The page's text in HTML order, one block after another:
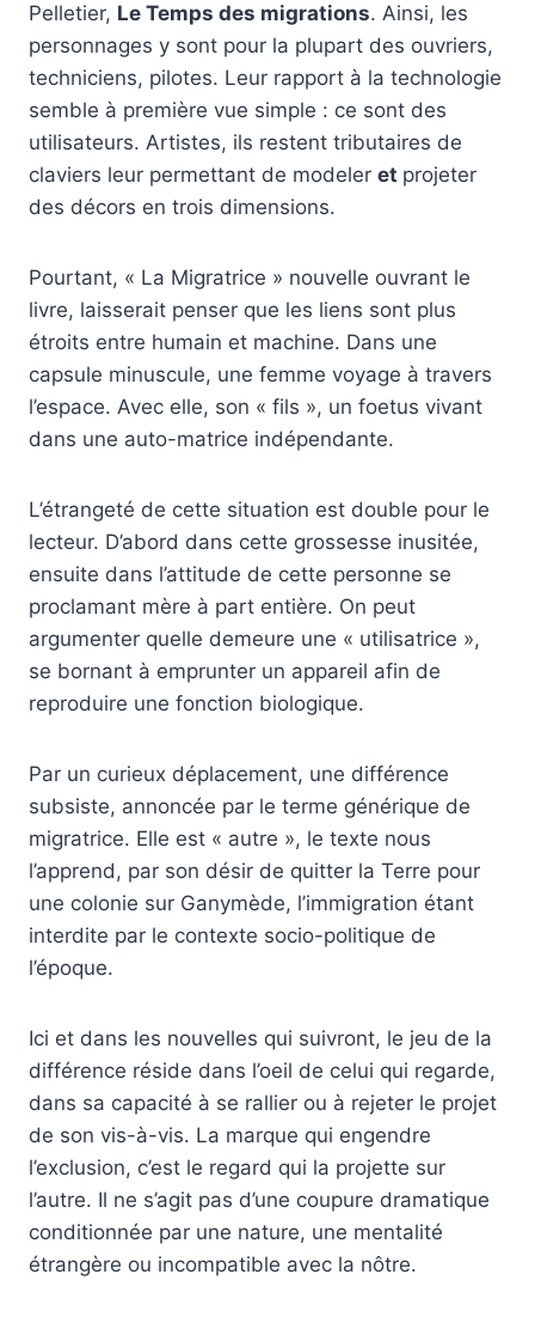
Pelletier, Le Temps des migrations. Ainsi, les
personnages y sont pour la plupart des ouvriers,
techniciens, pilotes. Leur rapport à la technologie
semble à première vue simple : ce sont des
utilisateurs. Artistes, ils restent tributaires de
claviers leur permettant de modeler et projeter
des décors en trois dimensions.
Pourtant, « La Migratrice » nouvelle ouvrant le
livre, laisserait penser que les liens sont plus
étroits entre humain et machine. Dans une
capsule minuscule, une femme voyage à travers
l’espace. Avec elle, son « fils », un foetus vivant
dans une auto-matrice indépendante.
L’étrangeté de cette situation est double pour le
lecteur. D’abord dans cette grossesse inusitée,
ensuite dans l’attitude de cette personne se
proclamant mère à part entière. On peut
argumenter quelle demeure une « utilisatrice »,
se bornant à emprunter un appareil afin de
reproduire une fonction biologique.
Par un curieux déplacement, une différence
subsiste, annoncée par le terme générique de
migratrice. Elle est « autre », le texte nous
l’apprend, par son désir de quitter la Terre pour
une colonie sur Ganymède, l’immigration étant
interdite par le contexte socio-politique de
l’époque.
Ici et dans les nouvelles qui suivront, le jeu de la
différence réside dans l’oeil de celui qui regarde,
dans sa capacité à se rallier ou à rejeter le projet
de son vis-à-vis. La marque qui engendre
l’exclusion, c’est le regard qui la projette sur
l’autre. Il ne s’agit pas d’une coupure dramatique
conditionnée par une nature, une mentalité
étrangère ou incompatible avec la nôtre.